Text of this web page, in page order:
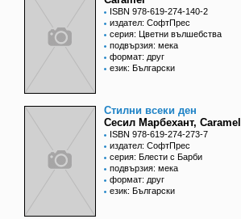
ISBN 978-619-274-140-2
издател: СофтПрес
серия: Цветни вълшебства
подвързия: мека
формат: друг
език: Български
Стилни всеки ден
Сесил Марбехант, Caramel
ISBN 978-619-274-273-7
издател: СофтПрес
серия: Блести с Барби
подвързия: мека
формат: друг
език: Български